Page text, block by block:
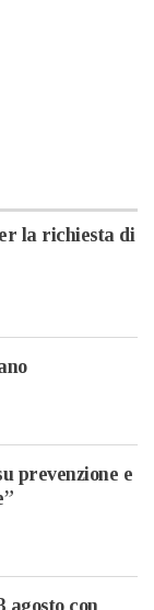
la richiesta di
prevenzione e